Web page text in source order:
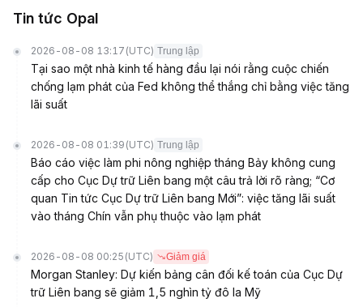
Tin tức Opal
2026-08-08 13:17 (UTC) Trung lập
Tại sao một nhà kinh tế hàng đầu lại nói rằng cuộc chiến
chống lạm phát của Fed không thể thắng chỉ bằng việc tăng
lãi suất
2026-08-08 01:39 (UTC) Trung lập
Báo cáo việc làm phi nông nghiệp tháng Bảy không cung
cấp cho Cục Dự trữ Liên bang một câu trả lời rõ ràng; “Cơ
quan Tin tức Cục Dự trữ Liên bang Mới”: việc tăng lãi suất
vào tháng Chín vẫn phụ thuộc vào lạm phát
2026-08-08 00:25 (UTC) Giảm giá
Morgan Stanley: Dự kiến bảng cân đối kế toán của Cục Dự
trữ Liên bang sẽ giảm 1,5 nghìn tỷ đô la Mỹ